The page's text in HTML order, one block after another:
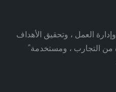
العمل ، وتحقيق الأهداف
من التجارب ، ومستخدمة